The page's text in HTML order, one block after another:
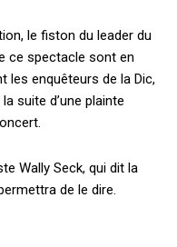
le fiston du leader du
ce spectacle sont en
les enquêteurs de la Dic,
suite d’une plainte
Wally Seck, qui dit la
de le dire.